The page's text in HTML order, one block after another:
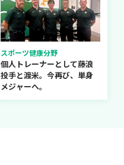
スポーツ健康分野
個人トレーナーとして藤浪
投手と渡米。今再び、単身
メジャーへ。